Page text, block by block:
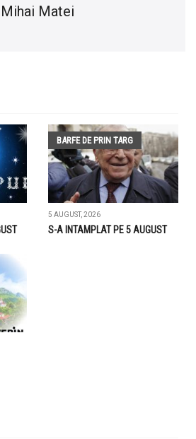
Mihai Matei
BARFE DE PRIN TARG
5 AUGUST, 2026
S-A INTAMPLAT PE 5 AUGUST